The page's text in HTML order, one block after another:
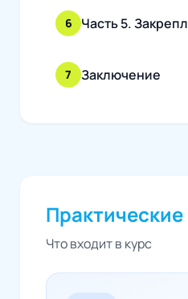
6 Часть 5.
7 Заключение
Что входит в курс